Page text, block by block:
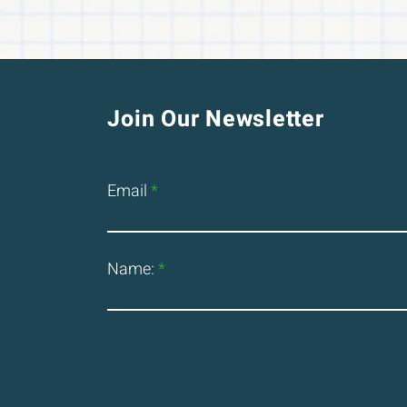
Name:
Email
Join Our Newsletter